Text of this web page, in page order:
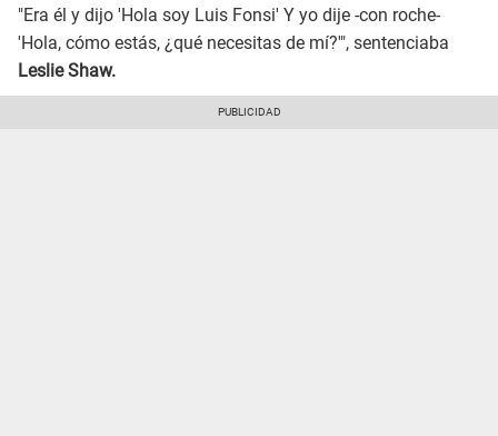
"Era él y dijo 'Hola soy Luis Fonsi' Y yo dije -con roche-
'Hola, cómo estás, ¿qué necesitas de mí?'", sentenciaba
Leslie Shaw.